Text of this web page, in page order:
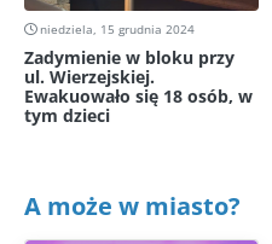
niedziela, 15 grudnia 2024
Zadymienie w bloku przy
ul. Wierzejskiej.
Ewakuowało się 18 osób, w
tym dzieci
A może w miasto?